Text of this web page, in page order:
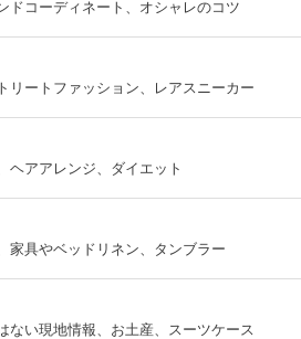
ドコーディネート、オシャレのコツ
リートファッション、レアスニーカー
ヘアアレンジ、ダイエット
家具やベッドリネン、タンブラー
ない現地情報、お土産、スーツケース